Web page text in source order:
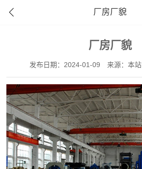
厂房厂貌
厂房厂貌
发布日期：2024-01-09 来源：本站